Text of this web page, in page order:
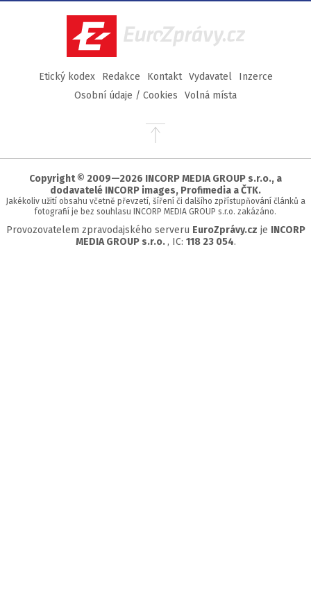
Facebook
TwitterInstagram
YouTube
EuroZprávy.cz
Etický kodex Redakce Kontakt Vydavatel
Inzerce
Osobní údaje / Cookies
Volná místa
Přejít
stránky
Copyright © 2009—2026 INCORP MEDIA GROUP s.r.o., a
dodavatelé INCORP images, Profimedia a ČTK.
Jakékoliv užití obsahu včetně převzetí, šíření či dalšího zpřístupňování článků a
fotografií je bez souhlasu INCORP MEDIA GROUP s.r.o. zakázáno.
Provozovatelem zpravodajského serveru EuroZprávy.cz je INCORP
MEDIA GROUP s.r.o., IC: 118 23 054.